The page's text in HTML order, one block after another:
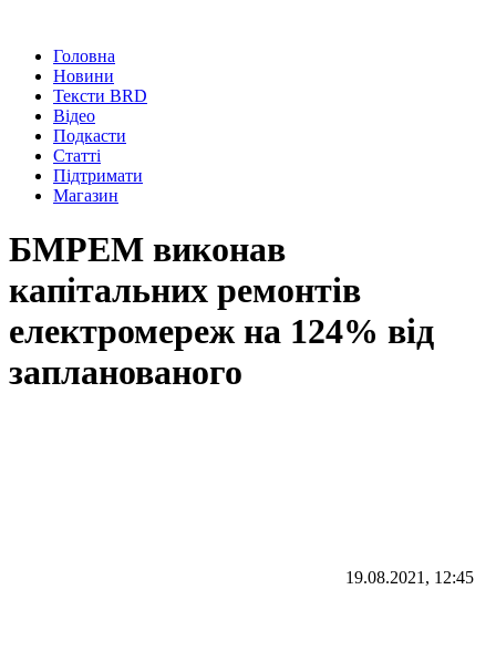
Головна
Новини
Тексти BRD
Відео
Подкасти
Статті
Підтримати
Магазин
БМРЕМ виконав
капітальних ремонтів
електромереж на 124% від
запланованого
19.08.2021, 12:45